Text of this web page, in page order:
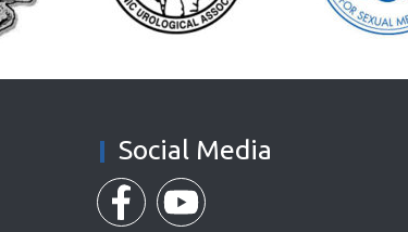
Social Media